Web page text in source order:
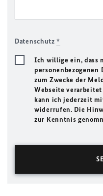
Datenschutz*
Ich willige ein, dass
personenbezogenen
zum Zwecke der
Webseite
kann ich jederzeit
widerrufen. Die
zur Kenntnis